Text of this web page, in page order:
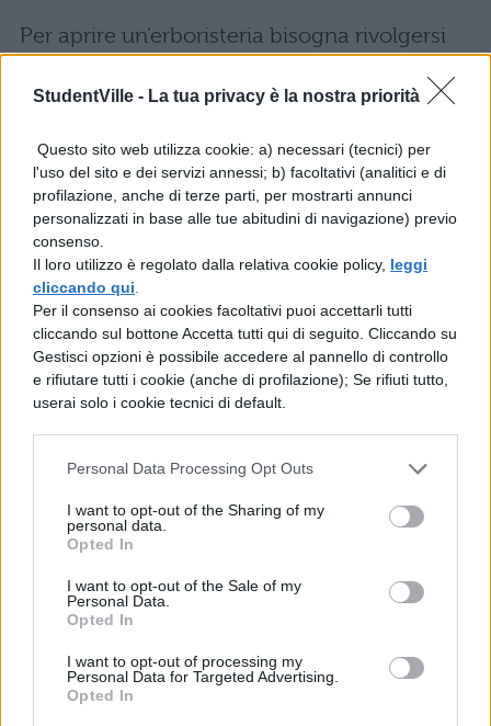
StudentVille - La tua privacy è la nostra priorità
Questo sito web utilizza cookie: a) necessari (tecnici) per
l'uso del sito e dei servizi annessi; b) facoltativi (analitici e di
profilazione, anche di terze parti, per mostrarti annunci
personalizzati in base alle tue abitudini di navigazione) previo
consenso.
Il loro utilizzo è regolato dalla relativa cookie policy, leggi
cliccando qui
Per il consenso ai cookies facoltativi puoi accettarli tutti
cliccando sul bottone Accetta tutti qui di seguito. Cliccando su
Gestisci opzioni è possibile accedere al pannello di controllo
e rifiutare tutti i cookie (anche di profilazione); Se rifiuti tutto,
userai solo i cookie tecnici di default.
Personal Data Processing Opt Outs
I want to opt-out of the Sharing of my
personal data.
Opted In
I want to opt-out of the Sale of my
Personal Data.
Opted In
I want to opt-out of processing my
Personal Data for Targeted Advertising.
Opted In
Per aprire un’erboristeria bisogna rivolgersi
all’Ufficio Commercio del Comune in cui si
vuole avviare l’attività. È necessarioaprire
una partita IVA, iscriversi alla Camera di
Commercio e al registro delle imprese,
oltre ovviamente a considerare gli
investimenti per strutture, prodotti e
personale. Tuttavia, i costi sono piuttosto
contenuti, seppure, come in tutti i casi,
avviare un’attività in proprio abbia dei rischi
(e dei vantaggi). È anche possibile aprire
caso l’investimento iniziale sarà più elevato,
nome del marchio, oltre che in pubblicità
COME APRIRE
UN’ERBORISTERIA SENZA
LAUREA